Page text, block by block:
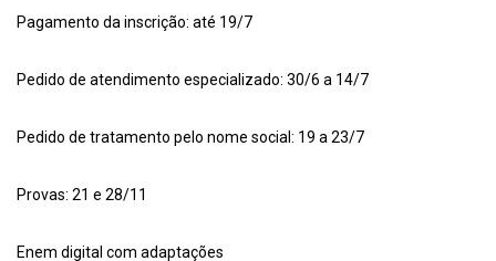
Pagamento da inscrição: até 19/7
Pedido de atendimento especializado: 30/6 a 14/7
Pedido de tratamento pelo nome social: 19 a 23/7
Provas: 21 e 28/11
Enem digital com adaptações